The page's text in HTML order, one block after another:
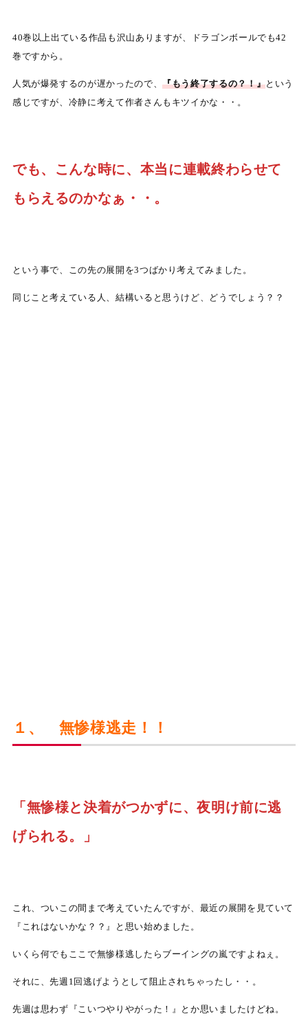
40巻以上出ている作品も沢山ありますが、ドラゴンボールでも42
巻ですから。
人気が爆発するのが遅かったので、『もう終了するの？！』という
感じですが、冷静に考えて作者さんもキツイかな・・。
でも、こんな時に、本当に連載終わらせて
もらえるのかなぁ・・。
という事で、この先の展開を3つばかり考えてみました。
同じこと考えている人、結構いると思うけど、どうでしょう？？
１、 無惨様逃走！！
「無惨様と決着がつかずに、夜明け前に逃
げられる。」
これ、ついこの間まで考えていたんですが、最近の展開を見ていて
『これはないかな？？』と思い始めました。
いくら何でもここで無惨様逃したらブーイングの嵐ですよねぇ。
それに、先週1回逃げようとして阻止されちゃったし・・。
先週は思わず『こいつやりやがった！』とか思いましたけどね。